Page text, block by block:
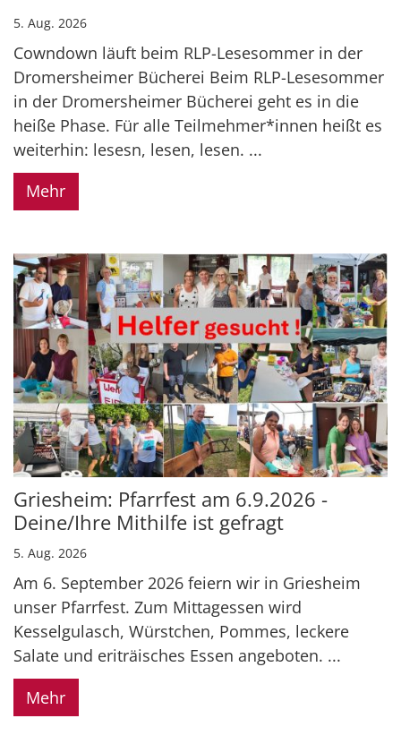
5. Aug. 2026
Cowndown läuft beim RLP-Lesesommer in der
Dromersheimer Bücherei Beim RLP-Lesesommer
in der Dromersheimer Bücherei geht es in die
heiße Phase. Für alle Teilmehmer*innen heißt es
weiterhin: lesesn, lesen, lesen. ...
Mehr
Griesheim: Pfarrfest am 6.9.2026 -
Deine/Ihre Mithilfe ist gefragt
5. Aug. 2026
Am 6. September 2026 feiern wir in Griesheim
unser Pfarrfest. Zum Mittagessen wird
Kesselgulasch, Würstchen, Pommes, leckere
Salate und eriträisches Essen angeboten. ...
Mehr